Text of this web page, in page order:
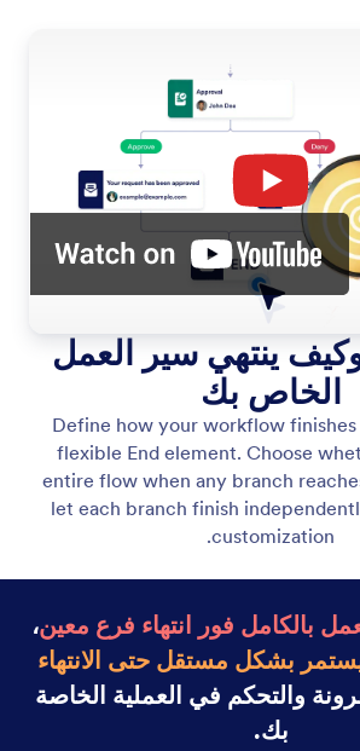
ينتهي سير العمل
الخاص بك
Define how your workflow
flexible End element. Choose
entire flow when any branch
let each branch finish
customization.
بالكامل فور انتهاء فرع معين،
بشكل مستقل حتى الانتهاء
والتحكم في العملية الخاصة
بك.